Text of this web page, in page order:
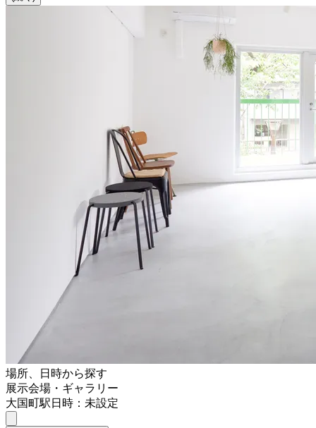
場所、日時から探す
展示会場・ギャラリー
大国町駅日時：未設定